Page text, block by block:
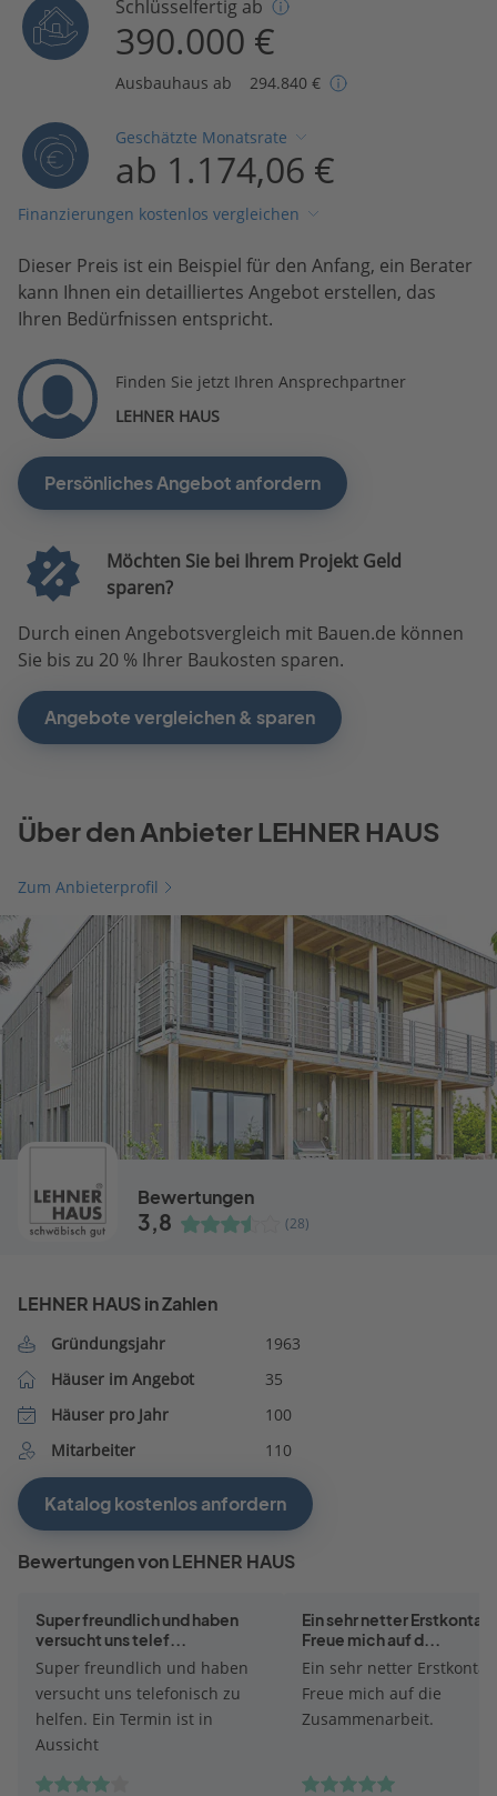
Schlüsselfertig ab
390.000 €
Ausbauhaus ab 294.840 €
Geschätzte Monatsrate
ab 1.174,06 €
Finanzierungen kostenlos vergleichen
Dieser Preis ist ein Beispiel für den Anfang, ein Berater
kann Ihnen ein detailliertes Angebot erstellen, das
Ihren Bedürfnissen entspricht.
Finden Sie jetzt Ihren Ansprechpartner
LEHNER HAUS
Persönliches Angebot anfordern
Möchten Sie bei Ihrem Projekt Geld
sparen?
Durch einen Angebotsvergleich mit Bauen.de können
Sie bis zu 20 % Ihrer Baukosten sparen.
Angebote vergleichen & sparen
Über den Anbieter LEHNER HAUS
Zum Anbieterprofil
Bewertungen
3,8 (28)
LEHNER HAUS in Zahlen
Gründungsjahr
1963
Häuser im Angebot
35
Häuser pro Jahr
100
Mitarbeiter
110
Katalog kostenlos anfordern
Bewertungen von LEHNER HAUS
Super freundlich und haben
versucht uns telef...
Super freundlich und haben
versucht uns telefonisch zu
helfen. Ein Termin ist in
Aussicht
Ein sehr netter
Freue mich auf d...
Ein sehr netter
Freue mich auf die
Zusammenarbeit.